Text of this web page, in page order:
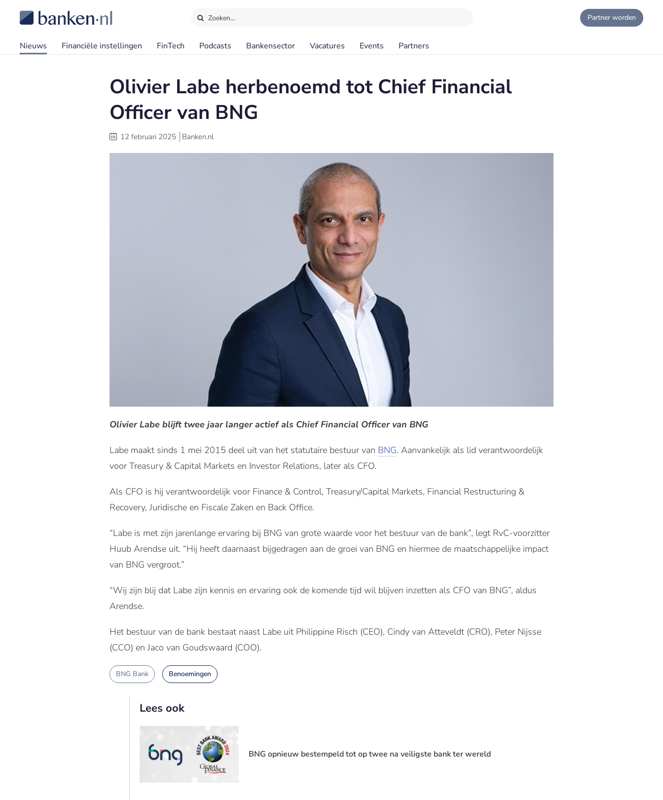
Zoeken… Partner worden
Nieuws Financiële instellingen FinTech Podcasts Bankensector Vacatures Events Partners
Olivier Labe herbenoemd tot Chief Financial
Officer van BNG
12 februari 2025 Banken.nl
Olivier Labe blijft twee jaar langer actief als Chief Financial Officer van BNG
Labe maakt sinds 1 mei 2015 deel uit van het statutaire bestuur van BNG. Aanvankelijk als lid verantwoordelijk
voor Treasury & Capital Markets en Investor Relations, later als CFO.
Als CFO is hij verantwoordelijk voor Finance & Control, Treasury/Capital Markets, Financial Restructuring &
Recovery, Juridische en Fiscale Zaken en Back Office.
“Labe is met zijn jarenlange ervaring bij BNG van grote waarde voor het bestuur van de bank”, legt RvC-voorzitter
Huub Arendse uit. “Hij heeft daarnaast bijgedragen aan de groei van BNG en hiermee de maatschappelijke impact
van BNG vergroot.”
“Wij zijn blij dat Labe zijn kennis en ervaring ook de komende tijd wil blijven inzetten als CFO van BNG”, aldus
Arendse.
Het bestuur van de bank bestaat naast Labe uit Philippine Risch (CEO), Cindy van Atteveldt (CRO), Peter Nijsse
(CCO) en Jaco van Goudswaard (COO).
BNG Bank Benoemingen
Lees ook
BNG opnieuw bestempeld tot op twee na veiligste bank ter wereld